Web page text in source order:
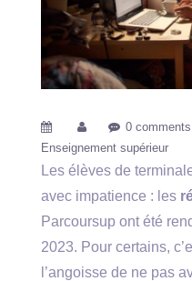
0 comments
Enseignement supérieur
Les élèves de
avec impatience : les
Parcoursup ont été
2023. Pour certains,
l’angoisse de ne pas